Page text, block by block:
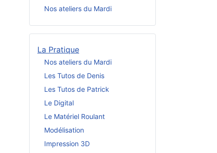
Nos ateliers du Mardi
La Pratique
Nos ateliers du Mardi
Les Tutos de Denis
Les Tutos de Patrick
Le Digital
Le Matériel Roulant
Modélisation
Impression 3D